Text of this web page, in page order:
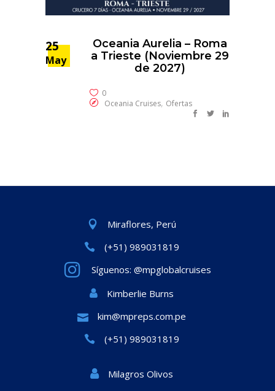
25
May
Oceania Aurelia – Roma
a Trieste (Noviembre 29
de 2027)
0
Oceania Cruises, Ofertas
Miraflores, Perú
(+51) 989031819
Síguenos: @mpglobalcruises
Kimberlie Burns
kim@mpreps.com.pe
(+51) 989031819
Milagros Olivos